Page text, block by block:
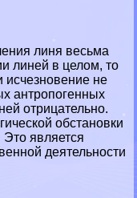
линя весьма
линей в целом, то
исчезновение не
антропогенных
отрицательно.
обстановки
является
деятельности